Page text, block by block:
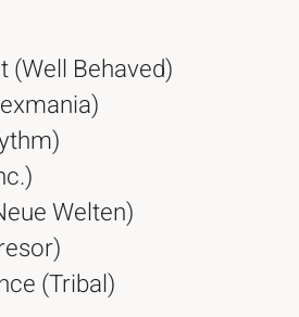
(Well Behaved)
Welten)
(Tribal)